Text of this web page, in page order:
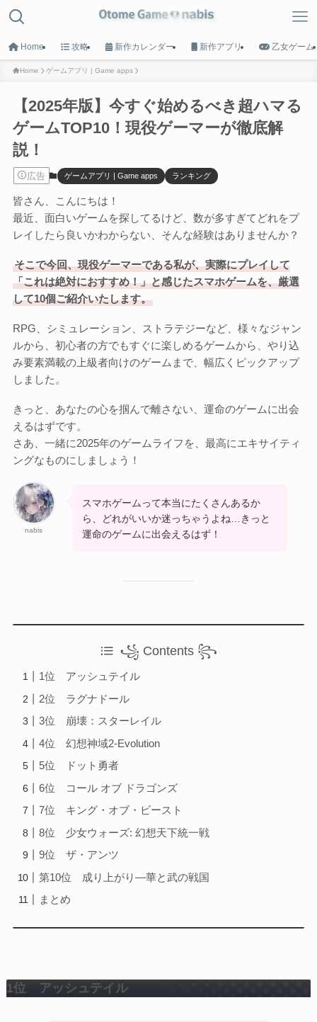
MENU
トップへ戻る
攻略タイトル一覧
Calender
新作カレンダー
Otome Game
乙女ゲーム
検索
検索
Home 攻略 新作カレンダー 新作アプリ 乙女ゲーム
Home ゲームアプリ | Game apps
【2025年版】今すぐ始めるべき超ハマる
ゲームTOP10！現役ゲーマーが徹底解
説！
広告 ゲームアプリ | Game apps ランキング
皆さん、こんにちは！
最近、面白いゲームを探してるけど、数が多すぎてどれをプ
レイしたら良いかわからない、そんな経験はありませんか？
そこで今回、現役ゲーマーである私が、実際にプレイして
「これは絶対におすすめ！」と感じたスマホゲームを、厳選
して10個ご紹介いたします。
RPG、シミュレーション、ストラテジーなど、様々なジャン
ルから、初心者の方でもすぐに楽しめるゲームから、やり込
み要素満載の上級者向けのゲームまで、幅広くピックアップ
しました。
きっと、あなたの心を掴んで離さない、運命のゲームに出会
えるはずです。
さあ、一緒に2025年のゲームライフを、最高にエキサイティ
ングなものにしましょう！
nabis
スマホゲームって本当にたくさんあるか
ら、どれがいいか迷っちゃうよね…きっと
運命のゲームに出会えるはず！
꧁ Contents ꧂
1位 アッシュテイル
2位 ラグナドール
3位 崩壊：スターレイル
4位 幻想神域2-Evolution
5位 ドット勇者
6位 コール オブ ドラゴンズ
7位 キング・オブ・ビースト
8位 少女ウォーズ: 幻想天下統一戦
9位 ザ・アンツ
第10位 成り上がり―華と武の戦国
まとめ
1位 アッシュテイル